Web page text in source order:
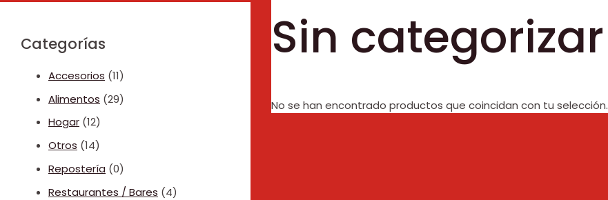
Categorías
Accesorios (11)
Alimentos (29)
Hogar (12)
Otros (14)
Repostería (0)
Restaurantes / Bares (4)
Sin categorizar
No se han encontrado productos que coincidan con tu selección.